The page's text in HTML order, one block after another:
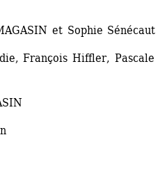
et Sophie Sénécaut
François Hiffler, Pascale